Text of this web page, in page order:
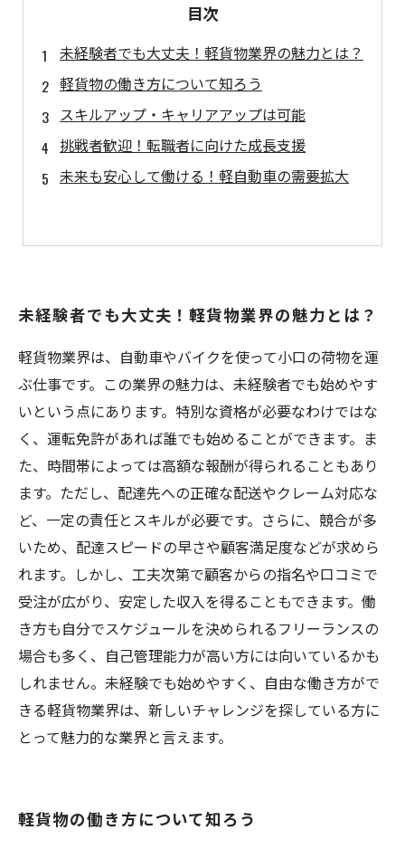
目次
未経験者でも大丈夫！軽貨物業界の魅力とは？
軽貨物の働き方について知ろう
スキルアップ・キャリアアップは可能
挑戦者歓迎！転職者に向けた成長支援
未来も安心して働ける！軽自動車の需要拡大
未経験者でも大丈夫！軽貨物業界の魅力とは？
軽貨物業界は、自動車やバイクを使って小口の荷物を運
ぶ仕事です。この業界の魅力は、未経験者でも始めやす
いという点にあります。特別な資格が必要なわけではな
く、運転免許があれば誰でも始めることができます。ま
た、時間帯によっては高額な報酬が得られることもあり
ます。ただし、配達先への正確な配送やクレーム対応な
ど、一定の責任とスキルが必要です。さらに、競合が多
いため、配達スピードの早さや顧客満足度などが求めら
れます。しかし、工夫次第で顧客からの指名や口コミで
受注が広がり、安定した収入を得ることもできます。働
き方も自分でスケジュールを決められるフリーランスの
場合も多く、自己管理能力が高い方には向いているかも
しれません。未経験でも始めやすく、自由な働き方がで
きる軽貨物業界は、新しいチャレンジを探している方に
とって魅力的な業界と言えます。
軽貨物の働き方について知ろう